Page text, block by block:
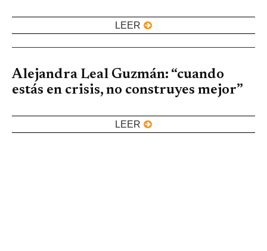
LEER
Alejandra Leal Guzmán: “cuando
estás en crisis, no construyes mejor”
LEER